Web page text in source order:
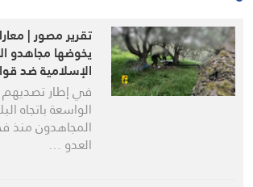
تقرير مصور |
يخوضها مجاهدو
الإسلامية ضد
المتوغلة عند
الشرقية في
في إطار تصديهم
الواسعة باتجاه
المجاهدون منذ
العدو …